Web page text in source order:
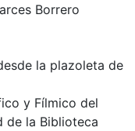
Borrero
la plazoleta de
y Fílmico del
de la Biblioteca